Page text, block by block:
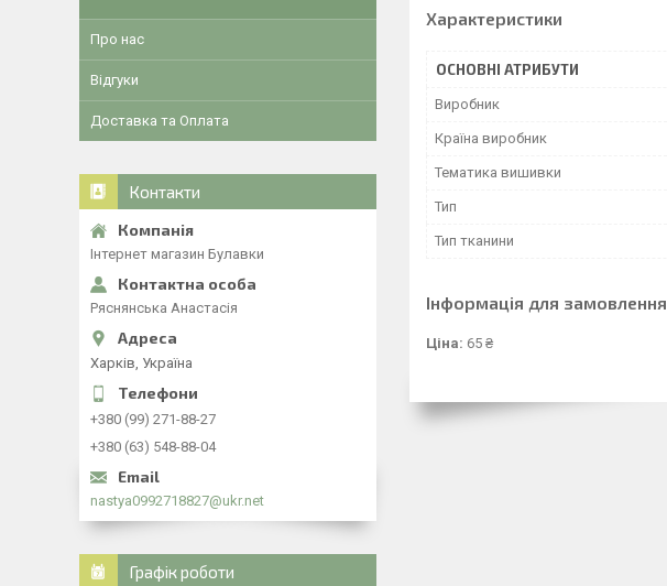
Характеристики
ОСНОВНІ АТРИБУТИ
Виробник
Країна виробник
Тематика вишивки
Тип
Тип тканини
Інформація для замовлення
Ціна: 65 ₴
Про нас
Відгуки
Доставка та Оплата
Контакти
Інтернет магазин Булавки
Ряснянська Анастасія
Харків, Україна
+380 (99) 271-88-27
+380 (63) 548-88-04
nastya0992718827@ukr.net
Графік роботи